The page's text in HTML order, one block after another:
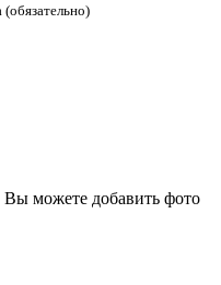
Вы можете добавить фото